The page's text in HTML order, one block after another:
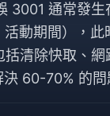
3001 通常發
動期間），
清除快取、
決 60-70% 的問